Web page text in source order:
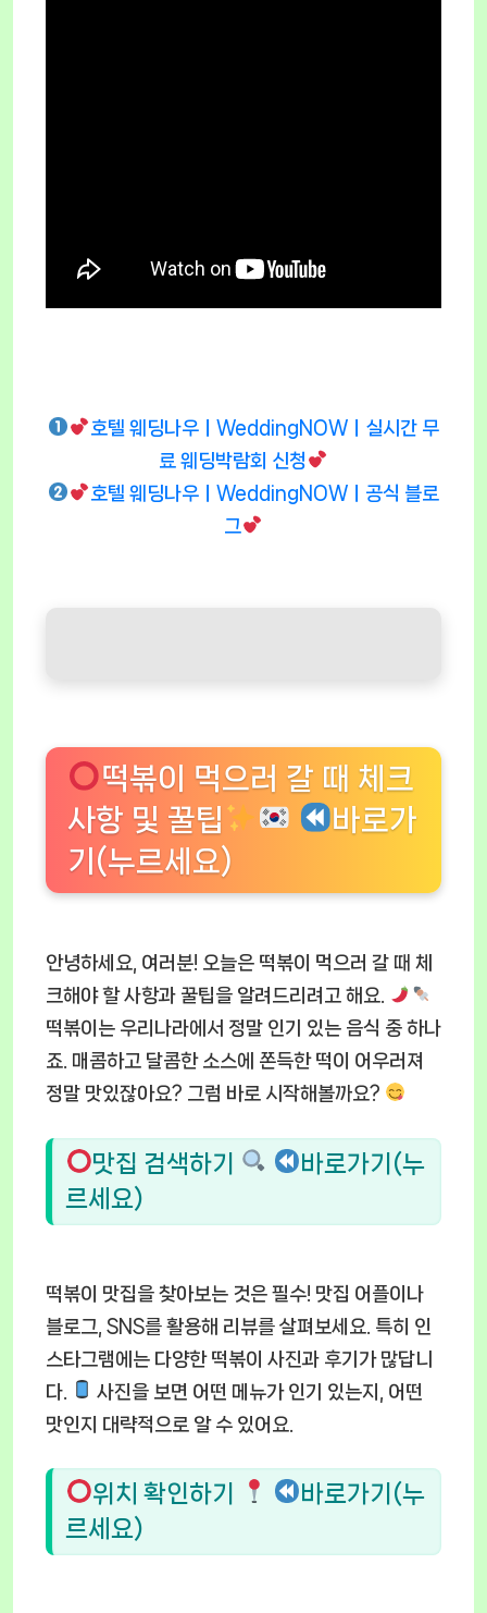
호텔 웨딩나우ㅣWeddingNOWㅣ실시간 무
료 웨딩박람회 신청
호텔 웨딩나우ㅣWeddingNOWㅣ공식 블로
그
떡볶이 먹으러 갈 때 체크
사항 및 꿀팁
바로가
기(누르세요)
안녕하세요, 여러분! 오늘은 떡볶이 먹으러 갈 때 체
크해야 할 사항과 꿀팁을 알려드리려고 해요.
떡볶이는 우리나라에서 정말 인기 있는 음식 중 하나
죠. 매콤하고 달콤한 소스에 쫀득한 떡이 어우러져
정말 맛있잖아요? 그럼 바로 시작해볼까요?
맛집 검색하기
바로가기(누
르세요)
떡볶이 맛집을 찾아보는 것은 필수! 맛집 어플이나
블로그, SNS를 활용해 리뷰를 살펴보세요. 특히 인
스타그램에는 다양한 떡볶이 사진과 후기가 많답니
다.
사진을 보면 어떤 메뉴가 인기 있는지, 어떤
맛인지 대략적으로 알 수 있어요.
위치 확인하기
바로가기(누
르세요)